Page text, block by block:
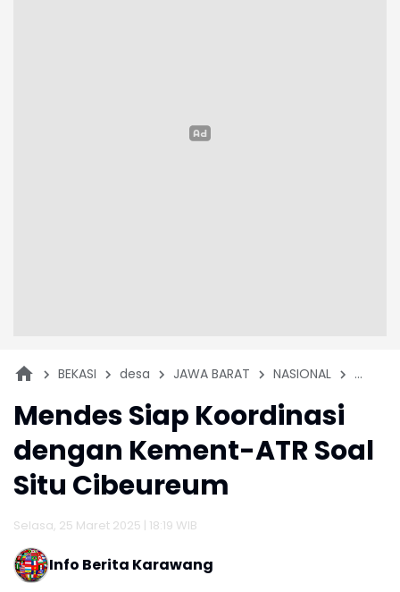
BEKASI desa JAWA BARAT NASIONAL
Mendes Siap Koordinasi
dengan Kement-ATR Soal
Situ Cibeureum
Selasa, 25 Maret 2025 | 18:19 WIB
Info Berita Karawang